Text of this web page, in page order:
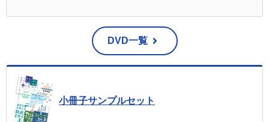
DVD一覧
小冊子サンプルセット